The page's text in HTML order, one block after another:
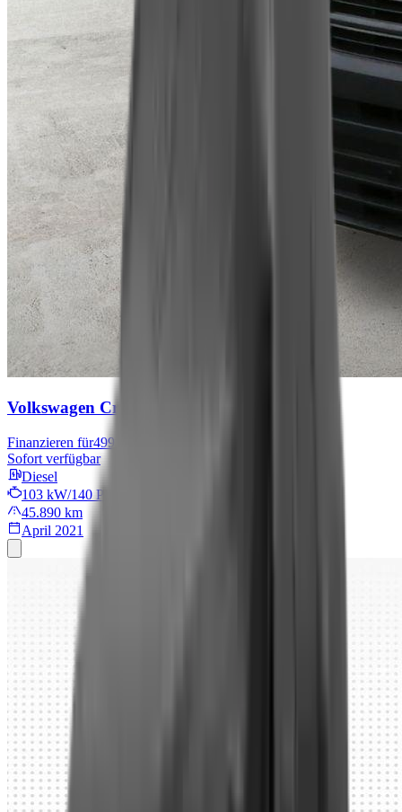
Volkswagen Crafter
Finanzieren für499 € mtl.
Sofort verfügbar
Diesel
103 kW/140 PS
45.890 km
April 2021